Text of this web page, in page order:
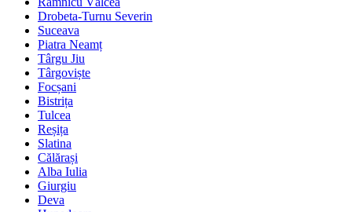
Drobeta-Turnu Severin
Suceava
Piatra Neamț
Târgu Jiu
Târgoviște
Focșani
Bistrița
Tulcea
Reșița
Slatina
Călărași
Alba Iulia
Giurgiu
Deva